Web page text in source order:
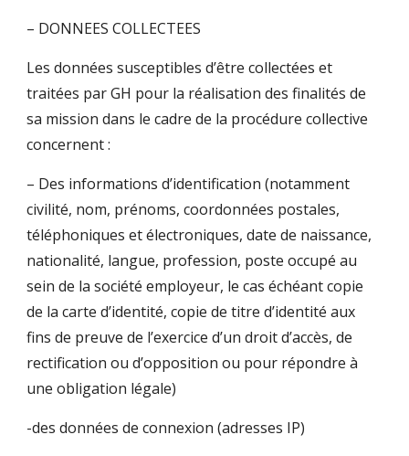
– DONNEES COLLECTEES
Les données susceptibles d’être collectées et
traitées par GH pour la réalisation des finalités de
sa mission dans le cadre de la procédure collective
concernent :
– Des informations d’identification (notamment
civilité, nom, prénoms, coordonnées postales,
téléphoniques et électroniques, date de naissance,
nationalité, langue, profession, poste occupé au
sein de la société employeur, le cas échéant copie
de la carte d’identité, copie de titre d’identité aux
fins de preuve de l’exercice d’un droit d’accès, de
rectification ou d’opposition ou pour répondre à
une obligation légale)
-des données de connexion (adresses IP)